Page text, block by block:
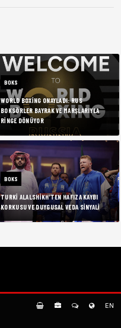
BOKS
WORLD BOXING ONAYLADI: RUS
BOKSÖRLER BAYRAK VE MARŞLARIYLA
RINGE DÖNÜYOR
BOKS
TURKI ALALSHIKH’TEN HAFIZA KAYBI
KORKUSU VE DUYGUSAL VEDA SINYALI
EN